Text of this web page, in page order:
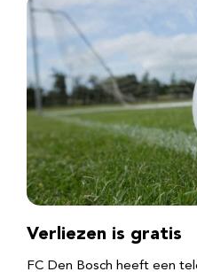
Verliezen is gratis
FC Den Bosch heeft een